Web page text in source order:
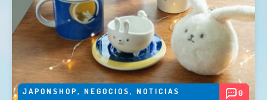
JAPONSHOP, NEGOCIOS, NOTICIAS 0